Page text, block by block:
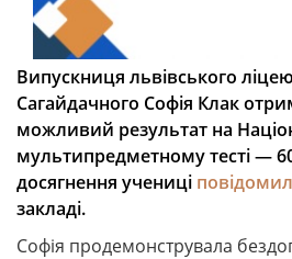
Випускниця львівського
Сагайдачного Софія Клак
можливий результат на
мультипредметному тесті —
досягнення учениці
закладі.
Софія продемонструвала